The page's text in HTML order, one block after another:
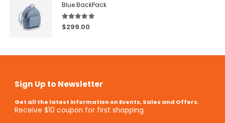
Blue BackPack
5.00out of 5
$299.00
Sign Up to Newsletter
Get all the latest information on Events, Sales and Offers.
Receive $10 coupon for first shopping.